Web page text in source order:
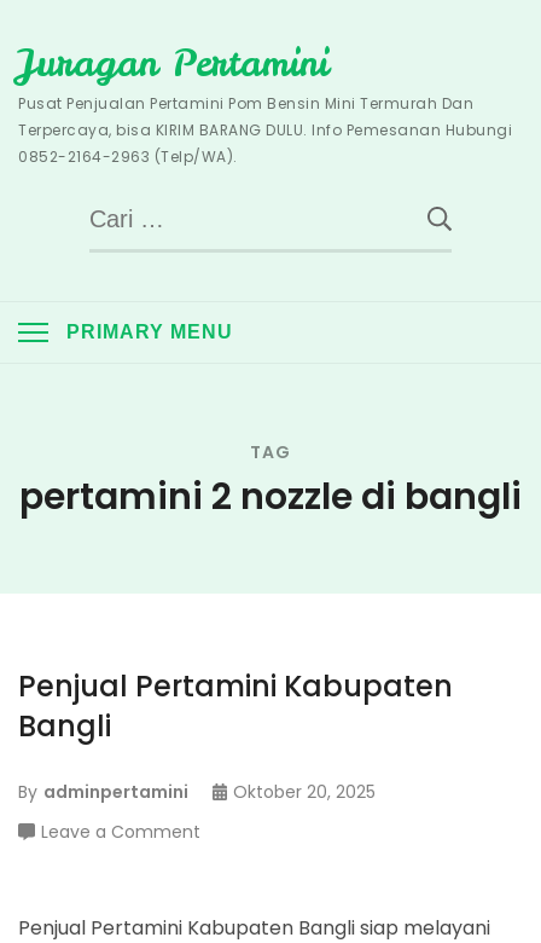
to
content
Juragan Pertamini
Pusat Penjualan Pertamini Pom Bensin Mini Termurah Dan
Terpercaya, bisa KIRIM BARANG DULU. Info Pemesanan Hubungi
0852-2164-2963 (Telp/WA).
Cari
untuk:
PRIMARY MENU
TAG
pertamini 2 nozzle di bangli
Penjual Pertamini Kabupaten
Bangli
By adminpertamini
Oktober 20, 2025
Leave a Comment
Kabupaten
Penjual Pertamini Kabupaten Bangli siap melayani